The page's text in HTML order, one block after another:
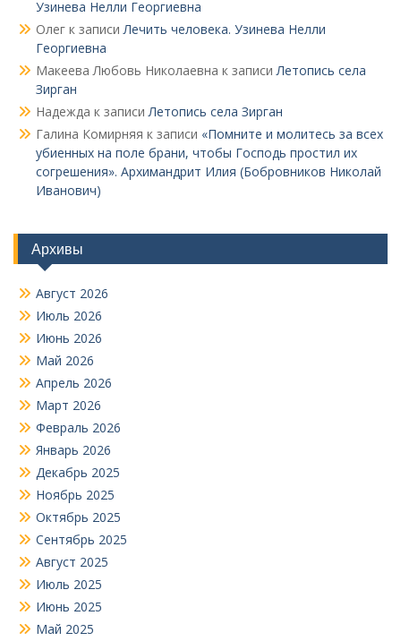
Узинева Нелли Георгиевна
Олег к записиЛечить человека. Узинева Нелли
Георгиевна
Макеева Любовь Николаевна к записиЛетопись села
Зирган
Надежда к записиЛетопись села Зирган
Галина Комирняя к записи «Помните и молитесь за всех
убиенных на поле брани, чтобы Господь простил их
согрешения». Архимандрит Илия (Бобровников Николай
Иванович)
Архивы
Август 2026
Июль 2026
Июнь 2026
Май 2026
Апрель 2026
Март 2026
Февраль 2026
Январь 2026
Декабрь 2025
Ноябрь 2025
Октябрь 2025
Сентябрь 2025
Август 2025
Июль 2025
Июнь 2025
Май 2025